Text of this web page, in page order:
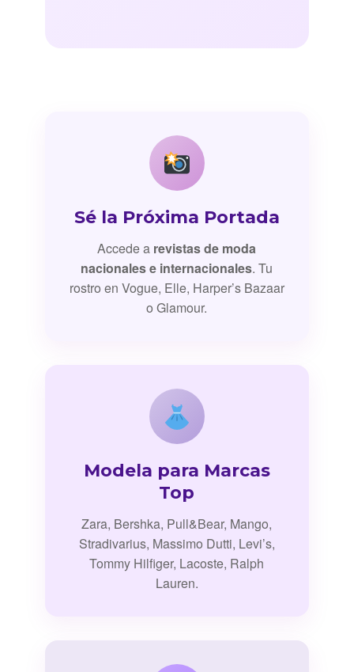
Sé la Próxima Portada
Accede a revistas de moda
nacionales e internacionales. Tu
rostro en Vogue, Elle, Harper’s Bazaar
o Glamour.
Modela para Marcas
Top
Zara, Bershka, Pull&Bear, Mango,
Stradivarius, Massimo Dutti, Levi’s,
Tommy Hilfiger, Lacoste, Ralph
Lauren.